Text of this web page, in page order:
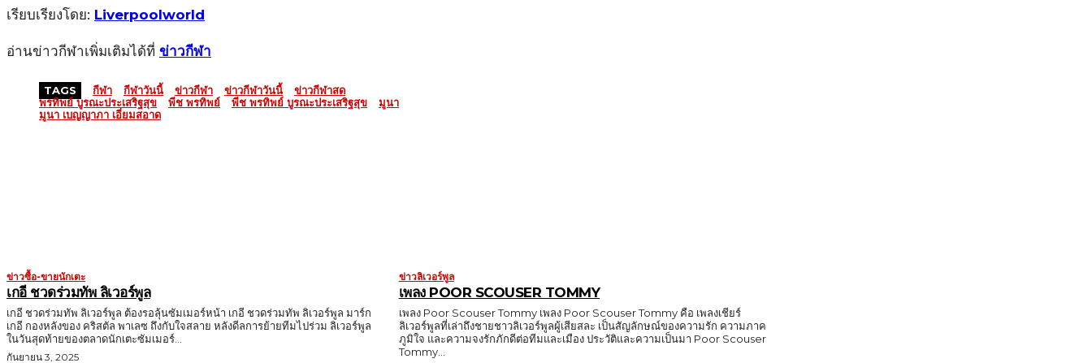
เรียบเรียงโดย: Liverpoolworld
อ่านข่าวกีฬาเพิ่มเติมได้ที่ ข่าวกีฬา
TAGS กีฬา กีฬาวันนี้ ข่าวกีฬา ข่าวกีฬาวันนี้
ข่าวกีฬาสด
พรทิพย์ บูรณะประเสริฐสุข
พีช พรทิพย์ พีช พรทิพย์ บูรณะประเสริฐสุข
มูนา
มูนา เบญญาภา เอี่ยมสอาด
ข่าวซื้อ-ขายนักเตะ
เกอี ชวดร่วมทัพ ลิเวอร์พูล
เกอี ชวดร่วมทัพ ลิเวอร์พูล ต้องรอลุ้นซัมเมอร์หน้า เกอี ชวดร่วมทัพ ลิเวอร์พูล มาร์ก
เกอี กองหลังของ คริสตัล พาเลซ ถึงกับใจสลาย หลังดีลการย้ายทีมไปร่วม ลิเวอร์พูล
ในวันสุดท้ายของตลาดนักเตะซัมเมอร์...
กันยายน 3, 2025
ข่าวลิเวอร์พูล
เพลง POOR SCOUSER TOMMY
เพลง Poor Scouser Tommy เพลง Poor Scouser Tommy คือ เพลงเชียร์
ลิเวอร์พูลที่เล่าถึงชายชาวลิเวอร์พูลผู้เสียสละ เป็นสัญลักษณ์ของความรัก ความภาค
ภูมิใจ และความจงรักภักดีต่อทีมและเมือง ประวัติและความเป็นมา Poor Scouser
Tommy...